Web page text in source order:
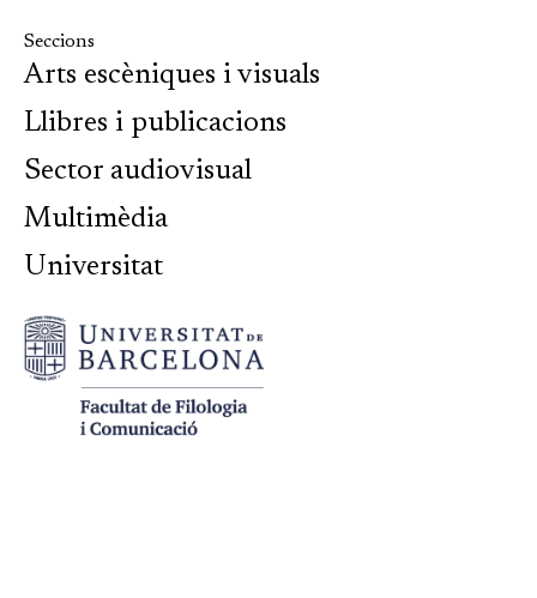
Seccions
Arts escèniques i visuals
Llibres i publicacions
Sector audiovisual
Multimèdia
Universitat